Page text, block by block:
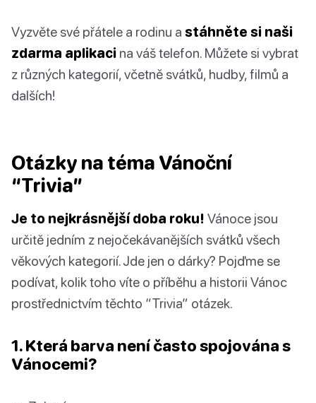
Vyzvěte své přátele a rodinu a stáhněte si naši
zdarma aplikaci na váš telefon. Můžete si vybrat
z různých kategorií, včetně svátků, hudby, filmů a
dalších!
Otázky na téma Vánoční
“Trivia”
Je to nejkrásnější doba roku! Vánoce jsou
určitě jedním z nejočekávanějších svátků všech
věkových kategorií. Jde jen o dárky? Pojďme se
podívat, kolik toho víte o příběhu a historii Vánoc
prostřednictvím těchto “Trivia” otázek.
1. Která barva není často spojována s
Vánocemi?